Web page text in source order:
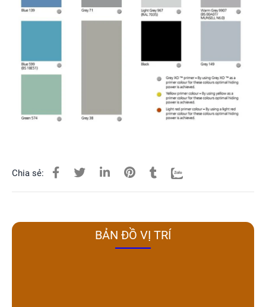
Chia sẻ:
BẢN ĐỒ VỊ TRÍ